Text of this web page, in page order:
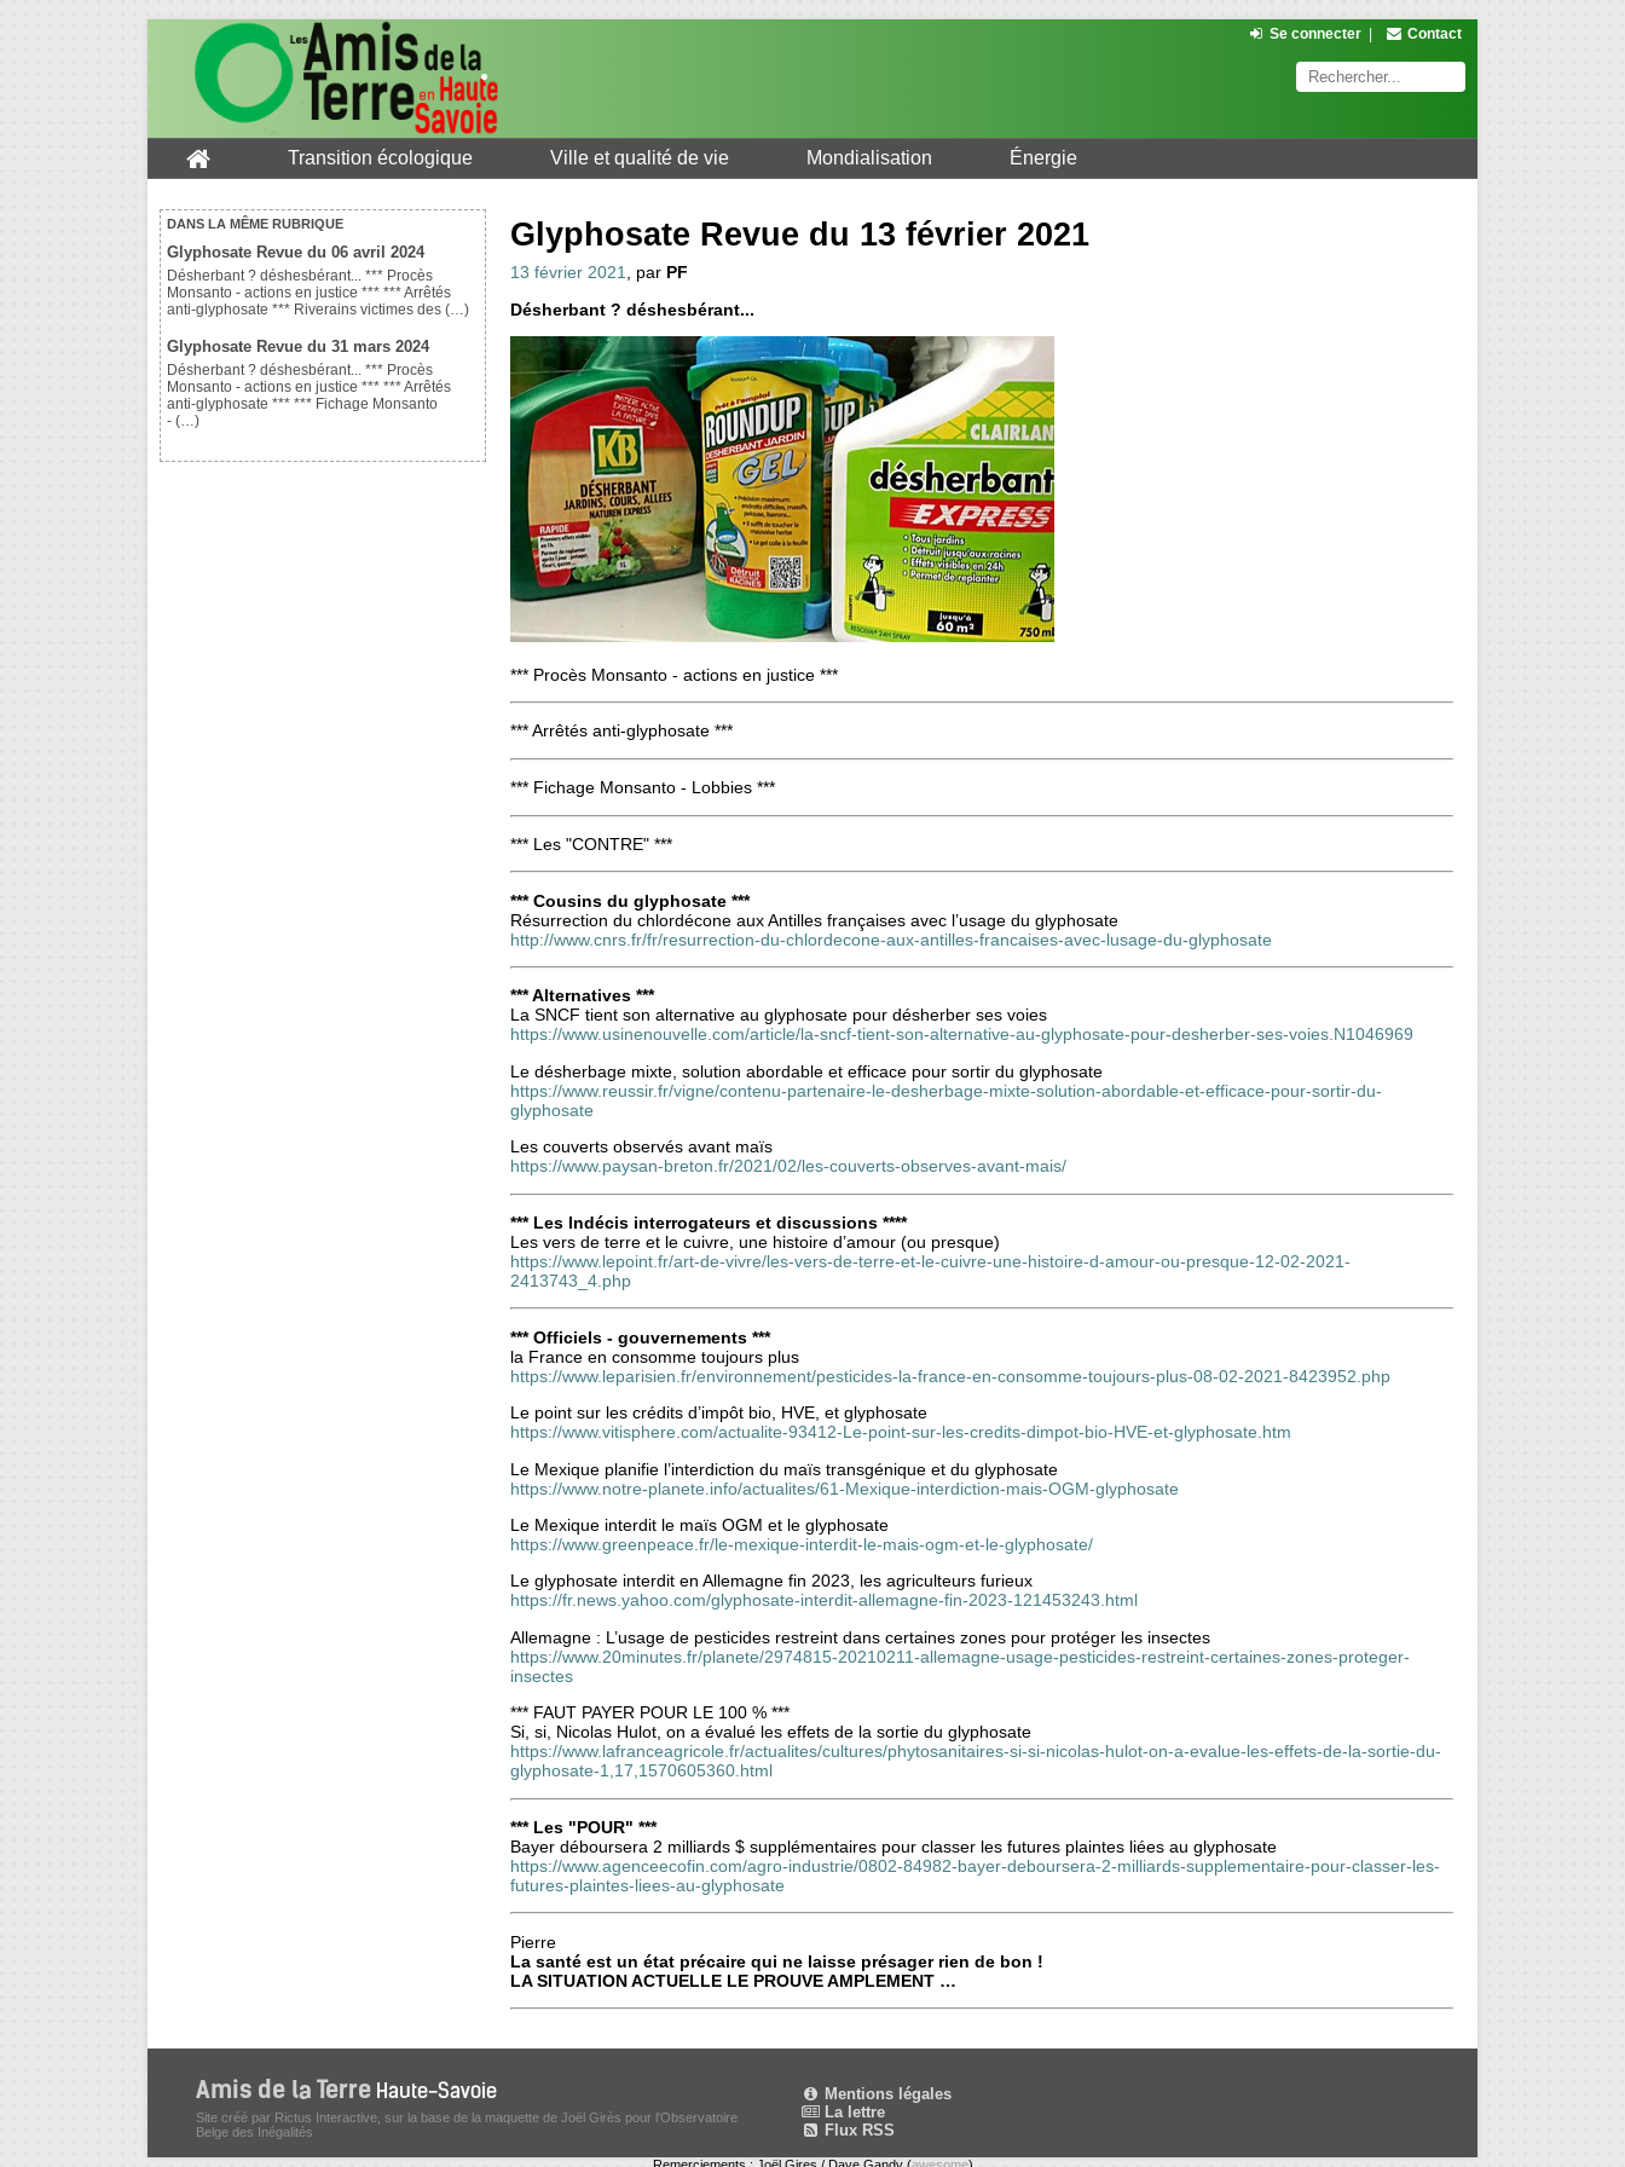
Se connecter Contact
Transition écologique Ville et qualité de vie Mondialisation Énergie
DANS LA MÊME RUBRIQUE
Glyphosate Revue du 06 avril 2024
Désherbant ? déshesbérant... *** Procès
Monsanto - actions en justice *** *** Arrêtés
anti-glyphosate *** Riverains victimes des (…)
Glyphosate Revue du 31 mars 2024
Désherbant ? déshesbérant... *** Procès
Monsanto - actions en justice *** *** Arrêtés
anti-glyphosate *** *** Fichage Monsanto
- (…)
Glyphosate Revue du 13 février 2021
13 février 2021, par PF
Désherbant ? déshesbérant...
*** Procès Monsanto - actions en justice ***
*** Arrêtés anti-glyphosate ***
*** Fichage Monsanto - Lobbies ***
*** Les "CONTRE" ***
*** Cousins du glyphosate ***
Résurrection du chlordécone aux Antilles françaises avec l’usage du glyphosate
http://www.cnrs.fr/fr/resurrection-du-chlordecone-aux-antilles-francaises-avec-lusage-du-glyphosate
*** Alternatives ***
La SNCF tient son alternative au glyphosate pour désherber ses voies
https://www.usinenouvelle.com/article/la-sncf-tient-son-alternative-au-glyphosate-pour-desherber-ses-voies.N1046969
Le désherbage mixte, solution abordable et efficace pour sortir du glyphosate
https://www.reussir.fr/vigne/contenu-partenaire-le-desherbage-mixte-solution-abordable-et-efficace-pour-sortir-du-
glyphosate
Les couverts observés avant maïs
https://www.paysan-breton.fr/2021/02/les-couverts-observes-avant-mais/
*** Les Indécis interrogateurs et discussions ****
Les vers de terre et le cuivre, une histoire d’amour (ou presque)
https://www.lepoint.fr/art-de-vivre/les-vers-de-terre-et-le-cuivre-une-histoire-d-amour-ou-presque-12-02-2021-
2413743_4.php
*** Officiels - gouvernements ***
la France en consomme toujours plus
https://www.leparisien.fr/environnement/pesticides-la-france-en-consomme-toujours-plus-08-02-2021-8423952.php
Le point sur les crédits d’impôt bio, HVE, et glyphosate
https://www.vitisphere.com/actualite-93412-Le-point-sur-les-credits-dimpot-bio-HVE-et-glyphosate.htm
Le Mexique planifie l’interdiction du maïs transgénique et du glyphosate
https://www.notre-planete.info/actualites/61-Mexique-interdiction-mais-OGM-glyphosate
Le Mexique interdit le maïs OGM et le glyphosate
https://www.greenpeace.fr/le-mexique-interdit-le-mais-ogm-et-le-glyphosate/
Le glyphosate interdit en Allemagne fin 2023, les agriculteurs furieux
https://fr.news.yahoo.com/glyphosate-interdit-allemagne-fin-2023-121453243.html
Allemagne : L’usage de pesticides restreint dans certaines zones pour protéger les insectes
https://www.20minutes.fr/planete/2974815-20210211-allemagne-usage-pesticides-restreint-certaines-zones-proteger-
insectes
*** FAUT PAYER POUR LE 100 % ***
Si, si, Nicolas Hulot, on a évalué les effets de la sortie du glyphosate
https://www.lafranceagricole.fr/actualites/cultures/phytosanitaires-si-si-nicolas-hulot-on-a-evalue-les-effets-de-la-sortie-du-
glyphosate-1,17,1570605360.html
*** Les "POUR" ***
Bayer déboursera 2 milliards $ supplémentaires pour classer les futures plaintes liées au glyphosate
https://www.agenceecofin.com/agro-industrie/0802-84982-bayer-deboursera-2-milliards-supplementaire-pour-classer-les-
futures-plaintes-liees-au-glyphosate
Pierre
La santé est un état précaire qui ne laisse présager rien de bon !
LA SITUATION ACTUELLE LE PROUVE AMPLEMENT …
Site créé par Rictus Interactive, sur la base de la maquette de Joël Girès pour l'Observatoire
Belge des Inégalités
Mentions légales
La lettre
Flux RSS